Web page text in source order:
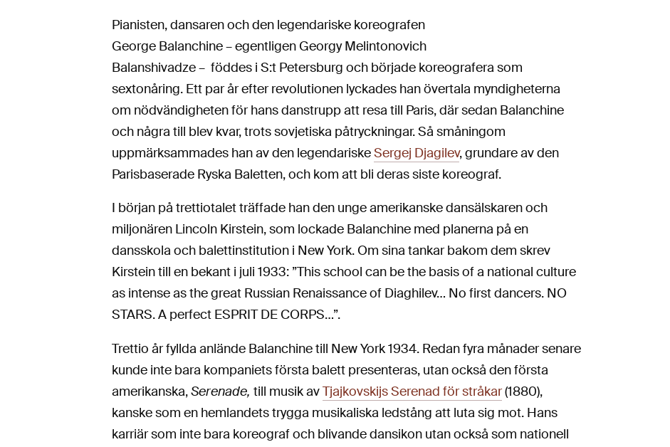
Pianisten, dansaren och den legendariske koreografen
George Balanchine – egentligen Georgy Melintonovich
Balanshivadze – föddes i S:t Petersburg och började koreografera som
sextonåring. Ett par år efter revolutionen lyckades han övertala myndigheterna
om nödvändigheten för hans danstrupp att resa till Paris, där sedan Balanchine
och några till blev kvar, trots sovjetiska påtryckningar. Så småningom
uppmärksammades han av den legendariskeSergej Djagilev, grundare av den
Parisbaserade Ryska Baletten, och kom att bli deras siste koreograf.
I början på trettiotalet träffade han den unge amerikanske dansälskaren och
miljonären Lincoln Kirstein, som lockade Balanchine med planerna på en
dansskola och balettinstitution i New York. Om sina tankar bakom dem skrev
Kirstein till en bekant i juli 1933: ”This school can be the basis of a national culture
as intense as the great Russian Renaissance of Diaghilev… No first dancers. NO
STARS. A perfect ESPRIT DE CORPS…”.
Trettio år fyllda anlände Balanchine till New York 1934. Redan fyra månader senare
kunde inte bara kompaniets första balett presenteras, utan också den första
amerikanska,Serenade, till musik avTjajkovskijs Serenad för stråkar(1880),
kanske som en hemlandets trygga musikaliska ledstång att luta sig mot. Hans
karriär som inte bara koreograf och blivande dansikon utan också som nationell